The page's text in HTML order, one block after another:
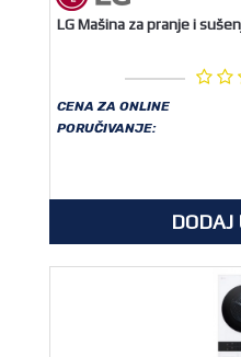
LG Mašina za pranje i
CENA ZA ONLINE
PORUČIVANJE:
DODAJ